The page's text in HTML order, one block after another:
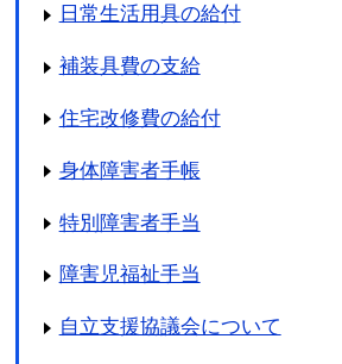
日常生活用具の給付
補装具費の支給
住宅改修費の給付
身体障害者手帳
特別障害者手当
障害児福祉手当
自立支援協議会について